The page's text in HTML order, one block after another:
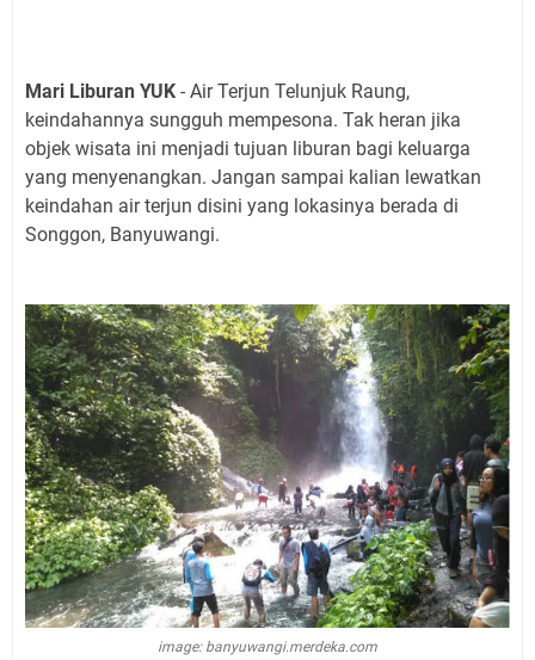
Mari Liburan YUK - Air Terjun Telunjuk Raung,
keindahannya sungguh mempesona. Tak heran jika
objek wisata ini menjadi tujuan liburan bagi keluarga
yang menyenangkan. Jangan sampai kalian lewatkan
keindahan air terjun disini yang lokasinya berada di
Songgon, Banyuwangi.
image: banyuwangi.merdeka.com